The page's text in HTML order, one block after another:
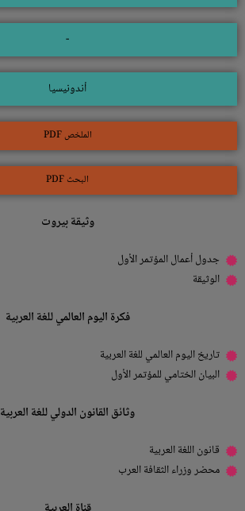
-
أندونيسيا
الملخص PDF
البحث PDF
وثيقة بيروت
جدول أعمال المؤتمر الأول
الوثيقة
فكرة اليوم العالمي للغة العربية
تاريخ اليوم العالمي للغة العربية
البيان الختامي للمؤتمر الأول
وثائق القانون الدولي للغة العربية
قانون اللغة العربية
محضر وزراء الثقافة العرب